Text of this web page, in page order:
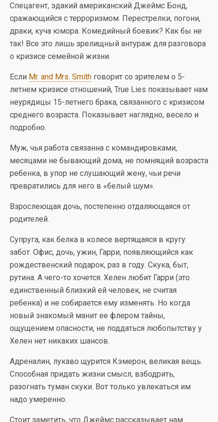
Спецагент, эдакий американский Джеймс Бонд,
сражающийся с терроризмом. Перестрелки, погони,
драки, куча юмора. Комедийный боевик? Как бы не
так! Все это лишь зрелищный антураж для разговора
о кризисе семейной жизни.
Если Mr. and Mrs. Smith говорит со зрителем о 5-
летнем кризисе отношений, True Lies показывает нам
неурядицы 15-летнего брака, связанного с кризисом
среднего возраста. Показывает наглядно, весело и
подробно.
Муж, чья работа связанна с командировками,
месяцами не бывающий дома, не помнящий возраста
ребенка, в упор не слушающий жену, чьи речи
превратились для него в «белый шум».
Взрослеющая дочь, постепенно отдаляющаяся от
родителей.
Супруга, как белка в колесе вертящаяся в кругу
забот. Офис, дочь, ужин, Гарри, появляющийся как
рождественский подарок, раз в году. Скука, быт,
рутина. А чего-то хочется. Хелен любит Гарри (это
единственный близкий ей человек, не считая
ребенка) и не собирается ему изменять. Но когда
новый знакомый манит ее флером тайны,
ощущением опасности, не поддаться любопытству у
Хелен нет никаких шансов.
Адреналин, лукаво щурится Кэмерон, великая вещь.
Способная придать жизни смысл, взбодрить,
разогнать туман скуки. Вот только увлекаться им
надо умеренно.
Стоит заметить, что Джеймс рассказывает нам